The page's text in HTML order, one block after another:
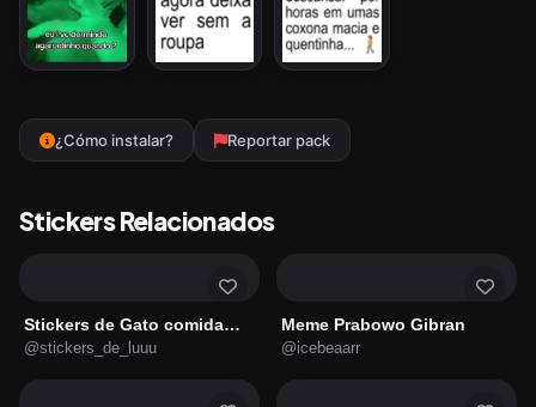
¿Cómo instalar? Reportar pack
Stickers Relacionados
Stickers de Gato comida😾🍔
@stickers_de_luuu
Meme Prabowo Gibran
@icebeaarr